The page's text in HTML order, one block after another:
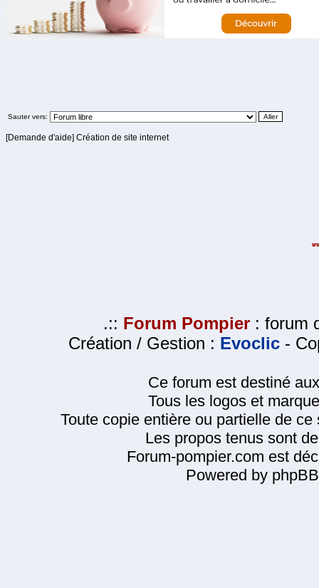
Sauter vers:
[Demande d'aide] Création de site internet
.:: Forum Pompier : forum
Création / Gestion : Evoclic -
Ce forum est destiné
Tous les logos et
Toute copie entière ou partielle de
Les propos tenus sont
Forum-pompier.com est
Powered by